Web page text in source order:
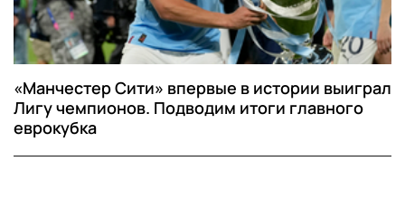
«Манчестер Сити» впервые в истории выиграл
Лигу чемпионов. Подводим итоги главного
еврокубка